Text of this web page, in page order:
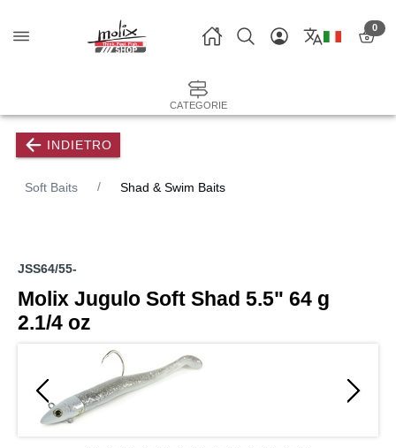
0
CATEGORIE
INDIETRO
Soft Baits Shad & Swim Baits
JSS64/55-
Molix Jugulo Soft Shad 5.5" 64 g
2.1/4 oz